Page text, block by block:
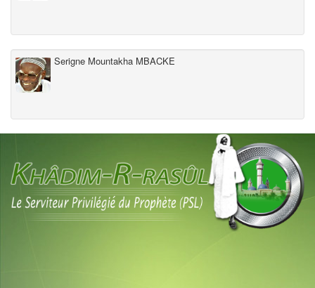
Serigne Mountakha MBACKE